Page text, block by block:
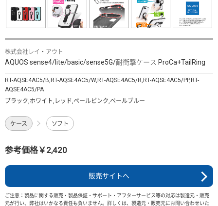
株式会社レイ・アウト
AQUOS sense4/lite/basic/sense5G/耐衝撃ケース ProCa+TailRing
RT-AQSE4AC5/B,RT-AQSE4AC5/W,RT-AQSE4AC5/R,RT-AQSE4AC5/PP,RT-
AQSE4AC5/PA
ブラック,ホワイト,レッド,ペールピンク,ペールブルー
ケース ソフト
参考価格￥2,420
販売サイトへ
ご注意：製品に関する販売・製品保証・サポート・アフターサービス等の対応は製造元・販売
元が行い、弊社はいかなる責任も負いません。詳しくは、製造元・販売元にお問い合わせいた